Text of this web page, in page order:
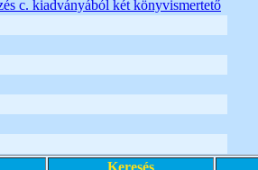
c. kiadványából két könyvismertető
Keresés